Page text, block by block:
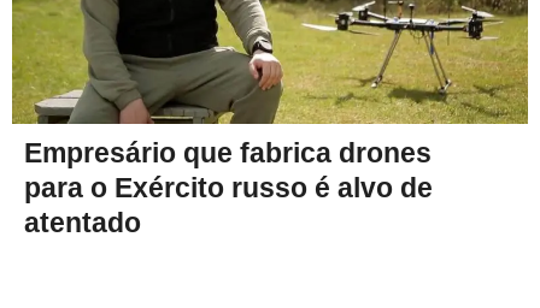
Empresário que fabrica drones
para o Exército russo é alvo de
atentado